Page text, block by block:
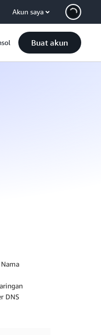
Akun saya
Buat akun
DNS